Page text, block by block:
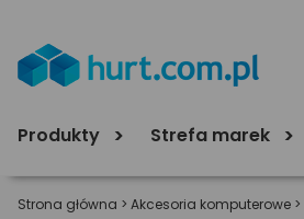
Produkty Strefa marek
Strona główna > Akcesoria komputerowe >